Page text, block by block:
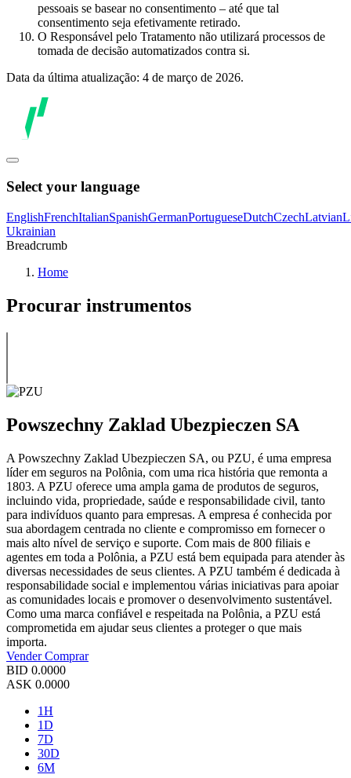
pessoais se basear no consentimento – até que tal
consentimento seja efetivamente retirado.
O Responsável pelo Tratamento não utilizará processos de
tomada de decisão automatizados contra si.
Data da última atualização: 4 de março de 2026.
Select your language
EnglishFrenchItalianSpanishGermanPortugueseDutchCzechLatvian
Ukrainian
Breadcrumb
Home
Procurar instrumentos
Powszechny Zaklad Ubezpieczen SA
A Powszechny Zaklad Ubezpieczen SA, ou PZU, é uma empresa
líder em seguros na Polônia, com uma rica história que remonta a
1803. A PZU oferece uma ampla gama de produtos de seguros,
incluindo vida, propriedade, saúde e responsabilidade civil, tanto
para indivíduos quanto para empresas. A empresa é conhecida por
sua abordagem centrada no cliente e compromisso em fornecer o
mais alto nível de serviço e suporte. Com mais de 800 filiais e
agentes em toda a Polônia, a PZU está bem equipada para atender às
diversas necessidades de seus clientes. A PZU também é dedicada à
responsabilidade social e implementou várias iniciativas para apoiar
as comunidades locais e promover o desenvolvimento sustentável.
Como uma marca confiável e respeitada na Polônia, a PZU está
comprometida em ajudar seus clientes a proteger o que mais
importa.
VenderComprar
BID 0.0000
ASK 0.0000
1H
1D
7D
30D
6M